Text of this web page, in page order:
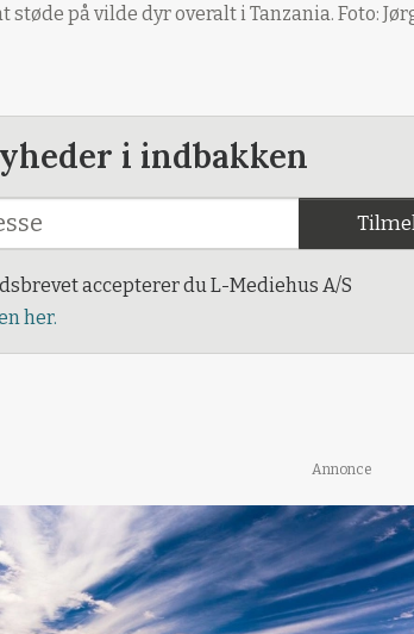
på vilde dyr overalt i Tanzania. Foto:
i indbakken
accepterer du L-Mediehus A/S
her.
Annonce